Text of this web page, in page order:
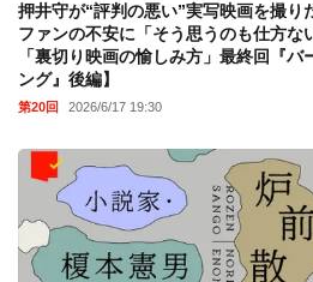
押井守が“評判の悪い”実写映画を撮り
ファンの不安に「そう思うのも仕方な
「裏切り映画の愉しみ方」最終回『
ング』後編】
第20回 2026/6/17 19:30